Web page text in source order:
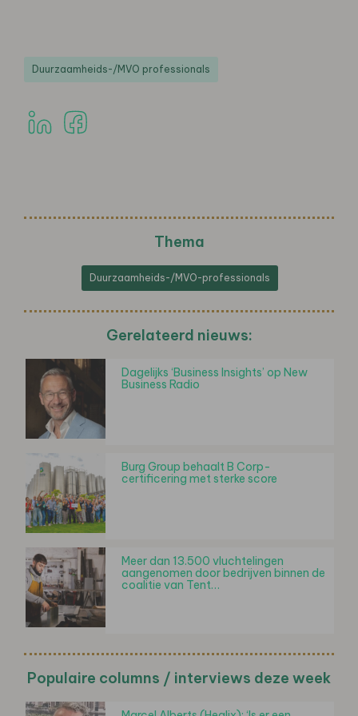
Duurzaamheids-/MVO professionals
Thema
Duurzaamheids-/MVO-professionals
Gerelateerd nieuws:
Dagelijks ‘Business Insights’ op New
Business Radio
Burg Group behaalt B Corp-
certificering met sterke score
Meer dan 13.500 vluchtelingen
aangenomen door bedrijven binnen de
coalitie van Tent…
Populaire columns / interviews deze week